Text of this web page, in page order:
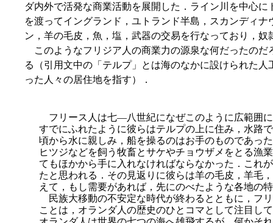
ダ内外で活発な商業活動を展開した．ライン川を中心
を渡ってイングランド，ユトランド半島，スカンディ
ン，羊の毛皮，魚，塩，武器の交易を行なっており，
このようなフリジア人の商業力の源泉な何だったのだ
る（引用文中の「テルプ」とは海のなかに設けられた
った人々の居住地を指す）．
フリース人は七―八世紀になぜこのように広範囲
すでにふれたように彼らはテルプの上に住み，水路
頃から水に親しみ，船を操るのはお手のものであっ
ヒツジなどを飼う牧畜とサケやチョウザメをとる漁
てもほかから手に入れなければならなかった．これ
たと思われる．その見返りに彼らは羊の毛皮，羊毛
えて，もし需要があれば，先にのべたような各地の
民族大移動の不安定な時代が終わるとともに，フ
ことは，オランダ人の歴史のひとコマとして注目し